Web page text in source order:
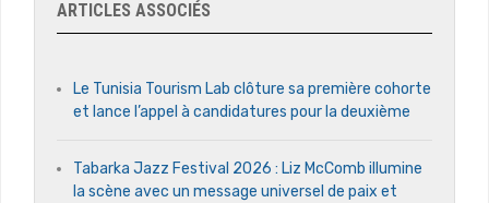
ARTICLES ASSOCIÉS
Le Tunisia Tourism Lab clôture sa première cohorte
et lance l’appel à candidatures pour la deuxième
Tabarka Jazz Festival 2026 : Liz McComb illumine
la scène avec un message universel de paix et